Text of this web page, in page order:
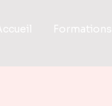
Formations